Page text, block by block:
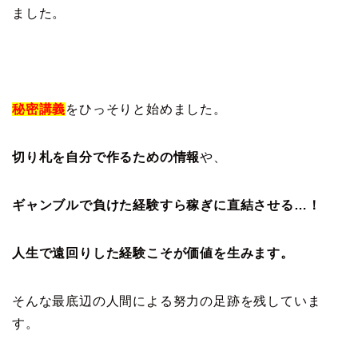
ました。
秘密講義をひっそりと始めました。
切り札を自分で作るための情報や、
ギャンブルで負けた経験すら稼ぎに直結させる…！
人生で遠回りした経験こそが価値を生みます。
そんな最底辺の人間による努力の足跡を残していま
す。